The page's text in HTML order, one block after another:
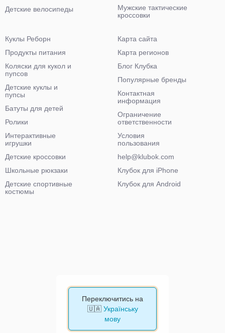
Детские велосипеды
Мужские тактические
кроссовки
Куклы Реборн
Продукты питания
Коляски для кукол и
пупсов
Детские куклы и
пупсы
Батуты для детей
Ролики
Интерактивные
игрушки
Детские кроссовки
Школьные рюкзаки
Детские спортивные
костюмы
Карта сайта
Карта регионов
Блог Клубка
Популярные бренды
Контактная
информация
Ограничение
ответственности
Условия
пользования
help@klubok.com
Клубок для iPhone
Клубок для Android
Переключитись на
🇺🇦 Українську
мову